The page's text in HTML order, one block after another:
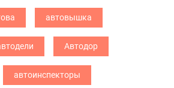
автовышка
Автодор
автоинспекторы